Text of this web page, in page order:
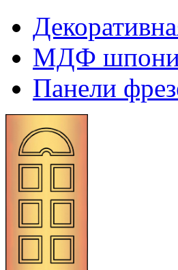
МДФ
Панели